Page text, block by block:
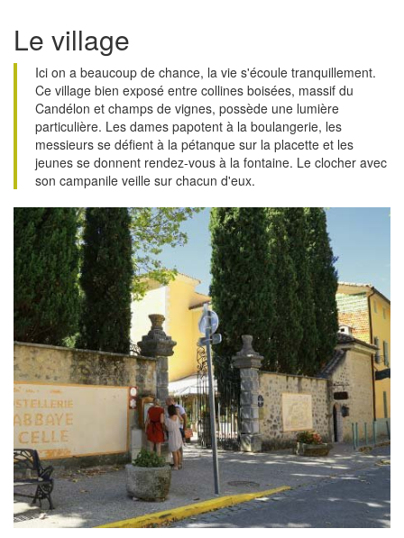
Le village
Ici on a beaucoup de chance, la vie s'écoule tranquillement.
Ce village bien exposé entre collines boisées, massif du
Candélon et champs de vignes, possède une lumière
particulière. Les dames papotent à la boulangerie, les
messieurs se défient à la pétanque sur la placette et les
jeunes se donnent rendez-vous à la fontaine. Le clocher avec
son campanile veille sur chacun d'eux.